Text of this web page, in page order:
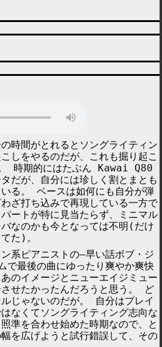
時間がとれるとソングライティン
しをやるのだが、これも掘り起こ
時期的にはたぶん Kawai Q80
だが、自分には珍しく割とまとも
る。 ベースは如何にも自分が弾
ざ打ち込みで再現している一方で
ートが特に見当たらず、ミニマル
なのかも今となっては不明(だけ
た)。
系ピアニストの―早い話ボブ・ジ
で最後の曲にゆったり爽やか爽快
のイメージとニューエイジミュー
せたかったんだろうと思う。 ど
じゃないのだが。 自分はプレイ
なくてソングライティング志向な
準を合わせ始めた時期なので、と
を広げようと試行錯誤して、その